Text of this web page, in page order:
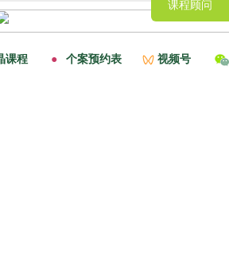
课程顾问